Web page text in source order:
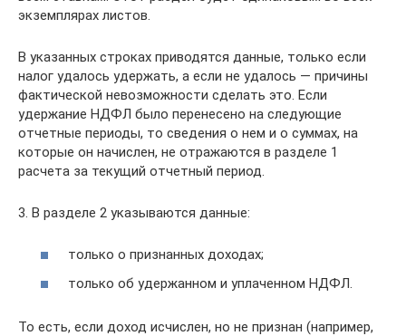
экземплярах листов.
В указанных строках приводятся данные, только если
налог удалось удержать, а если не удалось — причины
фактической невозможности сделать это. Если
удержание НДФЛ было перенесено на следующие
отчетные периоды, то сведения о нем и о суммах, на
которые он начислен, не отражаются в разделе 1
расчета за текущий отчетный период.
3. В разделе 2 указываются данные:
только о признанных доходах;
только об удержанном и уплаченном НДФЛ.
То есть, если доход исчислен, но не признан (например,